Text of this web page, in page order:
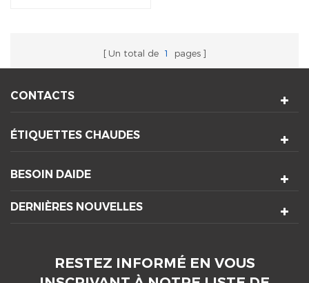
Un total de 1 pages
CONTACTS
ÉTIQUETTES CHAUDES
BESOIN DAIDE
DERNIÈRES NOUVELLES
RESTEZ INFORMÉ EN VOUS